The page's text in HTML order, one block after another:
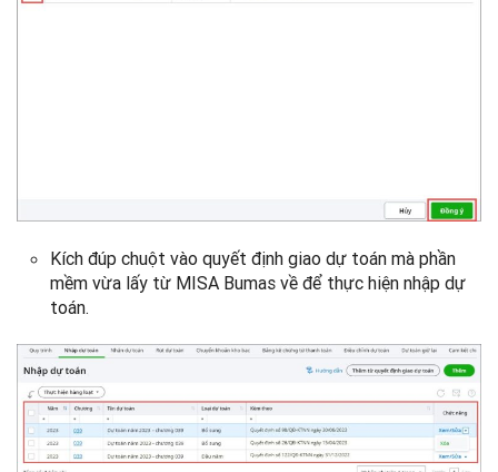
Kích đúp chuột vào quyết định giao dự toán mà phần
mềm vừa lấy từ MISA Bumas về để thực hiện nhập dự
toán.